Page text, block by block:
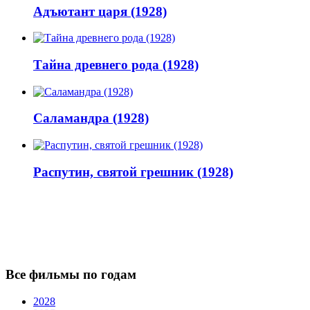
Адъютант царя (1928)
Тайна древнего рода (1928)
Саламандра (1928)
Распутин, святой грешник (1928)
Все фильмы по годам
2028